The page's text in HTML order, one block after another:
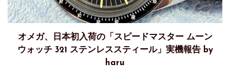
オメガ、日本初入荷の「スピードマスター ムーン
ウォッチ 321 ステンレススティール」実機報告 by
haru